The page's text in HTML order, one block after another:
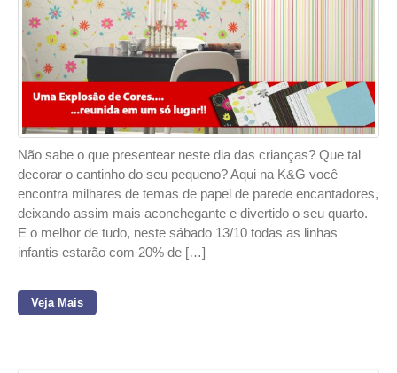
Não sabe o que presentear neste dia das crianças? Que tal
decorar o cantinho do seu pequeno? Aqui na K&G você
encontra milhares de temas de papel de parede encantadores,
deixando assim mais aconchegante e divertido o seu quarto.
E o melhor de tudo, neste sábado 13/10 todas as linhas
infantis estarão com 20% de […]
Veja Mais